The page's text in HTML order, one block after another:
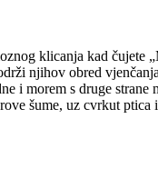
klicanja kad
njihov obred
i morem s druge
šume, uz cvrkut